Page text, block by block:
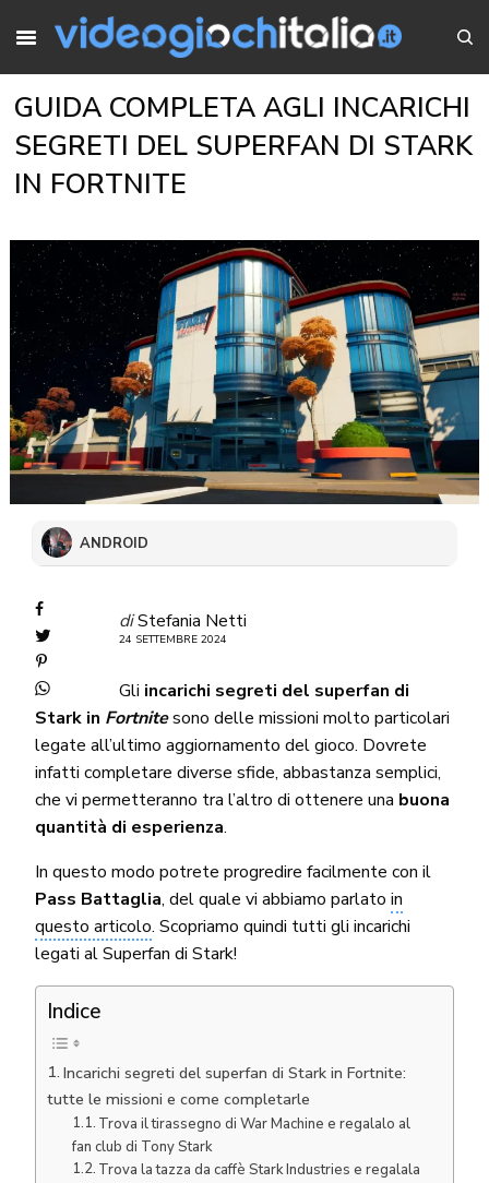
GUIDA COMPLETA AGLI INCARICHI
SEGRETI DEL SUPERFAN DI STARK
IN FORTNITE
ANDROID
diStefania Netti
24 SETTEMBRE 2024
Gli incarichi segreti del superfan di
Stark in Fortnitesono delle missioni molto particolari
legate all’ultimo aggiornamento del gioco. Dovrete
infatti completare diverse sfide, abbastanza semplici,
che vi permetteranno tra l’altro di ottenere una buona
quantità di esperienza.
In questo modo potrete progredire facilmente con il
Pass Battaglia, del quale vi abbiamo parlatoin
questo articolo. Scopriamo quindi tutti gli incarichi
legati al Superfan di Stark!
Indice
Incarichi segreti del superfan di Stark in Fortnite:
tutte le missioni e come completarle
Trova il tirassegno di War Machine e regalalo al
fan club di Tony Stark
Trova la tazza da caffè Stark Industries e regalala